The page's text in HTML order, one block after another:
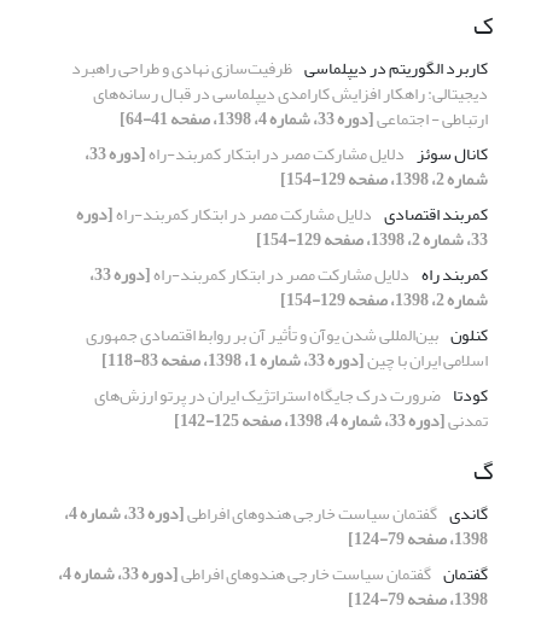
ک
کاربرد الگوریتم در دیپلماسی ظرفیت‌سازی نهادی و طراحی راهبرد
دیجیتالی: راهکار افزایش کارامدی دیپلماسی در قبال رسانه‌های
ارتباطی - اجتماعی[دوره 33، شماره 4، 1398، صفحه 41-64]
کانال سوئز دلایل مشارکت مصر در ابتکار کمربند-راه [دوره 33،
شماره 2، 1398، صفحه 129-154]
کمربند اقتصادی دلایل مشارکت مصر در ابتکار کمربند-راه[دوره
33، شماره 2، 1398، صفحه 129-154]
کمربند راه دلایل مشارکت مصر در ابتکار کمربند-راه [دوره 33،
شماره 2، 1398، صفحه 129-154]
کنلون بین‌المللی شدن یوآن و تأثیر آن بر روابط اقتصادی جمهوری
اسلامی ایران با چین[دوره 33، شماره 1، 1398، صفحه 83-118]
کودتا ضرورت درک جایگاه استراتژیک ایران در پرتو ارزش‌های
تمدنی[دوره 33، شماره 4، 1398، صفحه 125-142]
گ
گاندی گفتمان سیاست خارجی هندوهای افراطی [دوره 33، شماره 4،
1398، صفحه 79-124]
گفتمان گفتمان سیاست خارجی هندوهای افراطی [دوره 33، شماره 4،
1398، صفحه 79-124]